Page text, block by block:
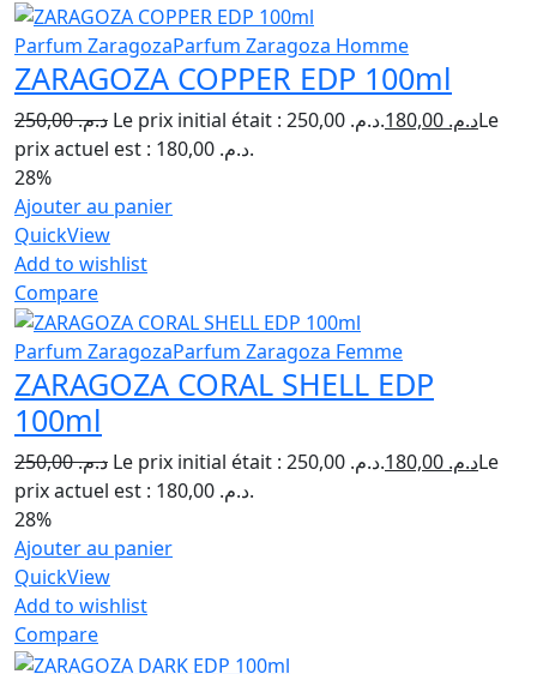
Parfum ZaragozaParfum Zaragoza Homme
ZARAGOZA COPPER EDP 100ml
د.م.250,00 Le prix initial était : د.م. 250,00. د.م.Le
prix actuel est : د.م. 180,00.
28%
Ajouter au panier
QuickView
Add to wishlist
Compare
Parfum ZaragozaParfum Zaragoza Femme
ZARAGOZA CORAL SHELL EDP
100ml
د.م.250,00 Le prix initial était : د.م. 250,00. د.م.Le
prix actuel est : د.م. 180,00.
28%
Ajouter au panier
QuickView
Add to wishlist
Compare